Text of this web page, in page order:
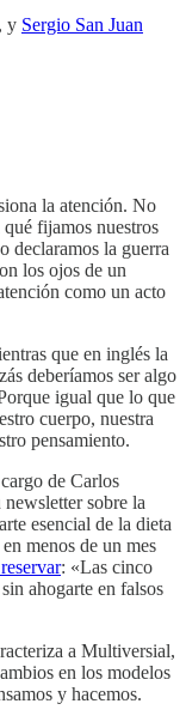
, y Sergio San Juan
la atención. No
fijamos nuestros
declaramos la guerra
los ojos de un
como un acto
que en inglés la
deberíamos ser algo
igual que lo que
cuerpo, nuestra
pensamiento.
de Carlos
sobre la
esencial de la dieta
menos de un mes
: «Las cinco
ahogarte en falsos
a Multiversial,
en los modelos
y hacemos.